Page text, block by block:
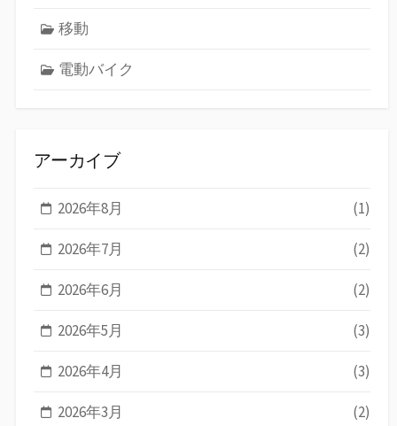
移動
電動バイク
アーカイブ
2026年8月 (1)
2026年7月 (2)
2026年6月 (2)
2026年5月 (3)
2026年4月 (3)
2026年3月 (2)